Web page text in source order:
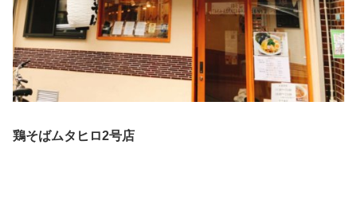
鶏そばムタヒロ2号店